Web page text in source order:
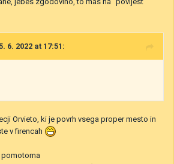
6. 2022 at 17:51:
Orvieto, ki je povrh vsega proper mesto in
v firencah
pomotoma